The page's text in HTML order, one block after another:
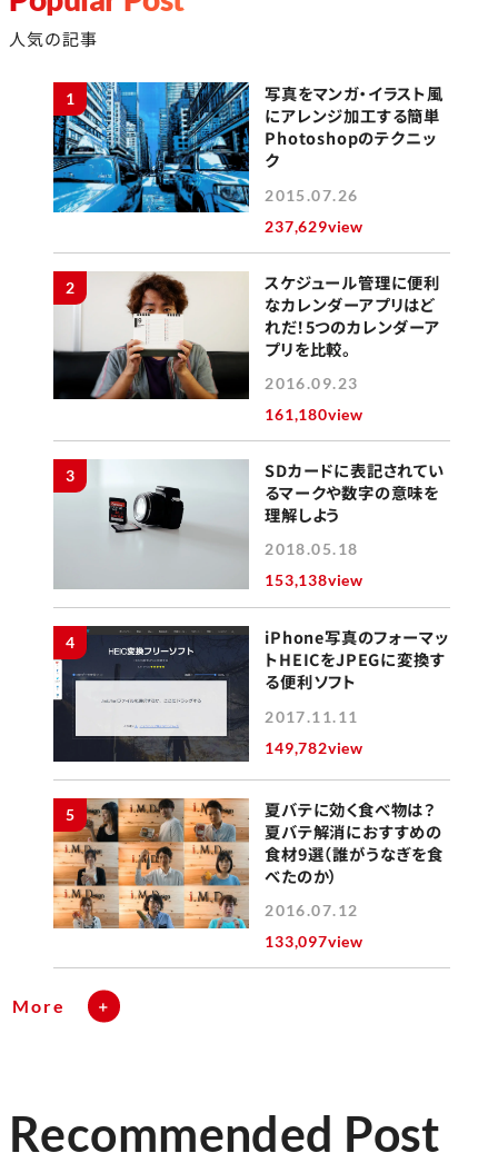
人気の記事
1
写真をマンガ・イラスト風
にアレンジ加工する簡単
Photoshopのテクニッ
ク
2015.07.26
237,629view
2
スケジュール管理に便利
なカレンダーアプリはど
れだ！5つのカレンダーア
プリを比較。
2016.09.23
161,180view
3
SDカードに表記されてい
るマークや数字の意味を
理解しよう
2018.05.18
153,138view
4
iPhone写真のフォーマッ
トHEICをJPEGに変換す
る便利ソフト
2017.11.11
149,782view
5
夏バテに効く食べ物は？
夏バテ解消におすすめの
食材9選（誰がうなぎを食
べたのか）
2016.07.12
133,097view
More
Recommended Post